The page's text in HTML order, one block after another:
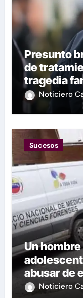
Presunto
de
tragedia
Noticiero
Sucesos
Un
abusar de
Noticiero